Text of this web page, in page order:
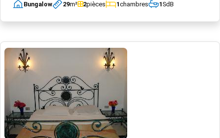
Bungalow 29m² 2pièces 1chambres 1SdB